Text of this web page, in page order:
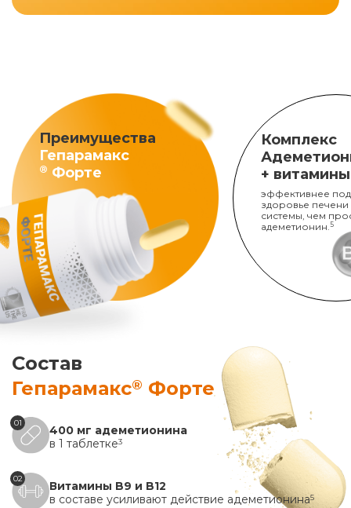
Преимущества
Гепарамакс
® Форте
Комплекс
+
эффективнее
здоровье печени
системы, чем
адеметионин. 5
Состав
Гепарамакс® Форте
01
400 мг адеметионина
в 1 таблетке3
02
Витамины B9 и B12
в составе усиливают действие адеметионина5